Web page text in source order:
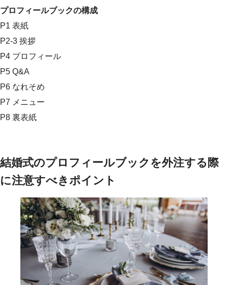
プロフィールブックの構成
P1 表紙
P2-3 挨拶
P4 プロフィール
P5 Q&A
P6 なれそめ
P7 メニュー
P8 裏表紙
結婚式のプロフィールブックを外注する際
に注意すべきポイント